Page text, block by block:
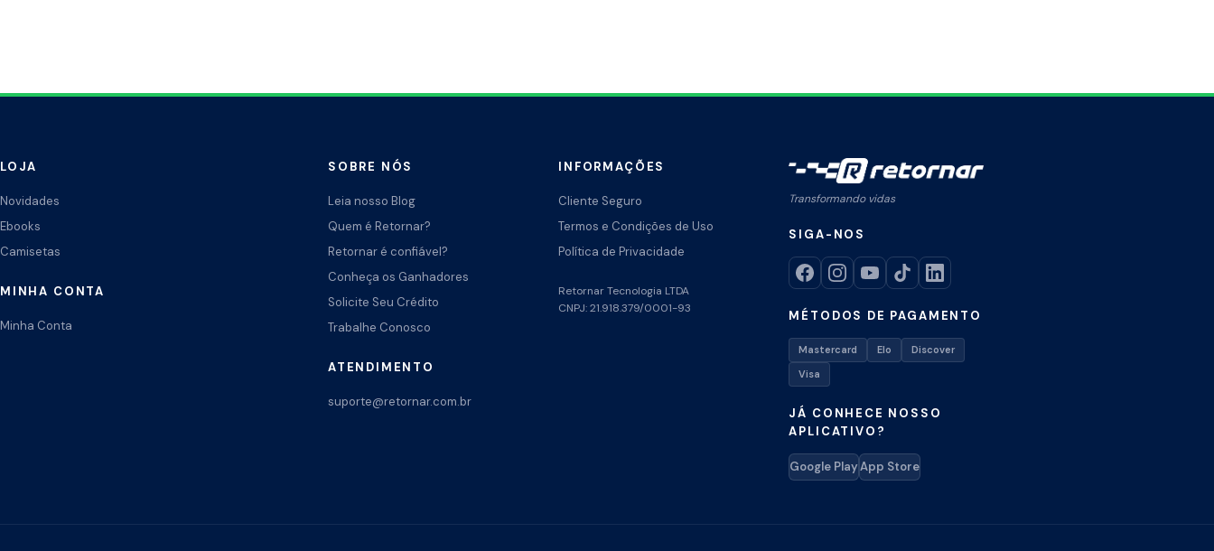
LOJA
Novidades
Ebooks
Camisetas
MINHA CONTA
Minha Conta
SOBRE NÓS
Leia nosso Blog
Quem é Retornar?
Retornar é confiável?
Conheça os Ganhadores
Solicite Seu Crédito
Trabalhe Conosco
ATENDIMENTO
suporte@retornar.com.br
INFORMAÇÕES
Cliente Seguro
Termos e Condições de Uso
Política de Privacidade
Retornar Tecnologia LTDA
CNPJ: 21.918.379/0001-93
Transformando vidas
SIGA-NOS
MÉTODOS DE PAGAMENTO
Mastercard Elo
Discover
Visa
JÁ CONHECE NOSSO
APLICATIVO?
Google PlayApp Store